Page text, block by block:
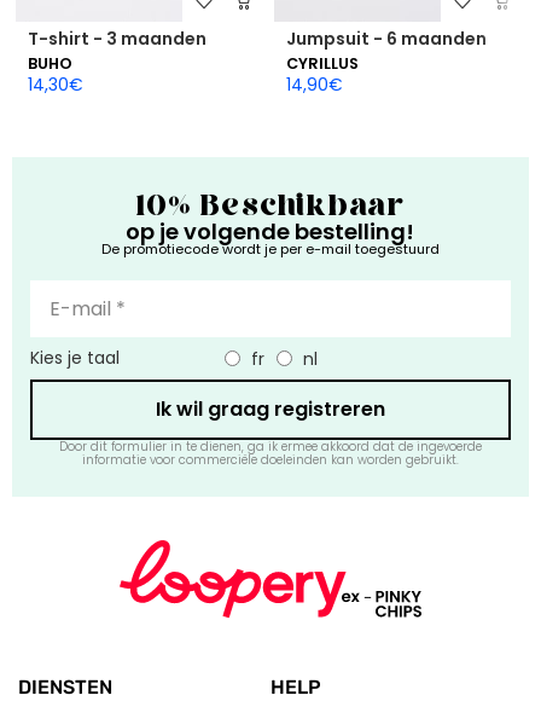
T-shirt - 3 maanden
BUHO
14,30€
Jumpsuit - 6 maanden
CYRILLUS
14,90€
10% Beschikbaar
op je volgende bestelling!
De promotiecode wordt je per e-mail toegestuurd
Kies je taal fr nl
Ik wil graag registreren
Door dit formulier in te dienen, ga ik ermee akkoord dat de ingevoerde
informatie voor commerciële doeleinden kan worden gebruikt.
DIENSTEN HELP